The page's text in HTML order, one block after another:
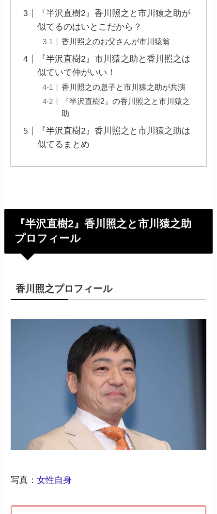
『半沢直樹2』香川照之と市川猿之助が
似てるのはいとこだから？
香川照之のお父さんが市川猿翁
『半沢直樹2』市川猿之助と香川照之は
似ていて仲がいい！
香川照之の息子と市川猿之助が共演
『半沢直樹2』の香川照之と市川猿之
助
『半沢直樹2』香川照之と市川猿之助は
似てるまとめ
『半沢直樹2』香川照之と市川猿之助
プロフィール
香川照之プロフィール
写真：女性自身